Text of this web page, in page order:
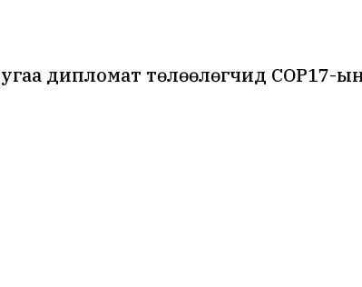
дипломат төлөөлөгчид COP17-